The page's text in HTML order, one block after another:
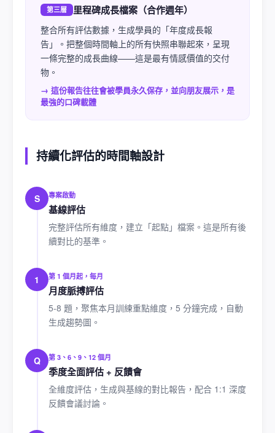
第三層 里程碑成長檔案（合作週年）
整合所有評估數據，生成學員的「年度成長報
告」。把整個時間軸上的所有快照串聯起來，呈現
一條完整的成長曲線——這是最有情感價值的交付
物。
→ 這份報告往往會被學員永久保存，並向朋友展示，是
最強的口碑載體
持續化評估的時間軸設計
S 專案啟動
基線評估
完整評估所有維度，建立「起點」檔案。這是所有後
續對比的基準。
1 第 1 個月起，每月
月度脈搏評估
5-8 題，聚焦本月訓練重點維度，5 分鐘完成，自動
生成趨勢圖。
Q 第 3、6、9、12 個月
季度全面評估 + 反饋會
全維度評估，生成與基線的對比報告，配合 1:1 深度
反饋會議討論。